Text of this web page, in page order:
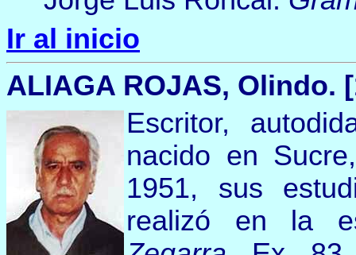
Ir al inicio
ALIAGA ROJAS, Olindo.
Escritor,
nacido en
1951, sus
realizó en la